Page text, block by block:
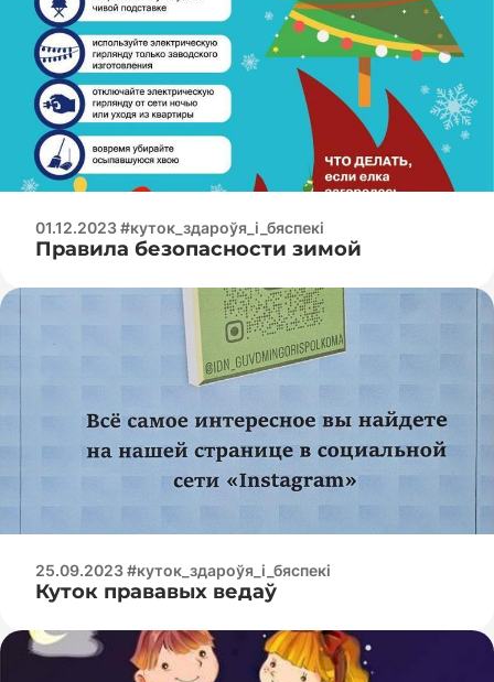
01.12.2023 #куток_здароўя_і_бяспекі
Правила безопасности зимой
25.09.2023 #куток_здароўя_і_бяспекі
Куток прававых ведаў